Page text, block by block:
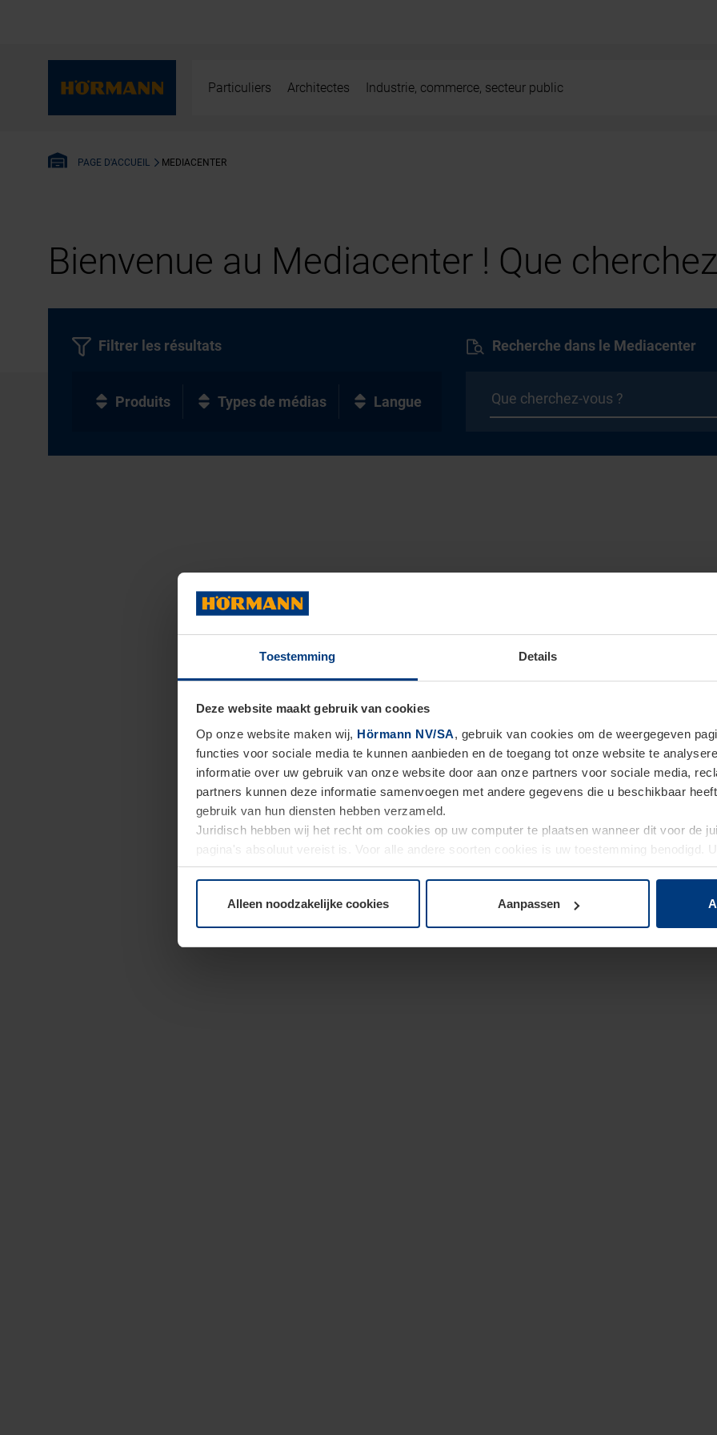
Toestemming Details
Deze website maakt gebruik van cookies
Op onze website maken wij, Hörmann NV/SA, gebruik van cookies om de weergegeven
functies voor sociale media te kunnen aanbieden en de toegang tot onze website te
informatie over uw gebruik van onze website door aan onze partners voor sociale media,
partners kunnen deze informatie samenvoegen met andere gegevens die u beschikbaar
gebruik van hun diensten hebben verzameld.
Juridisch hebben wij het recht om cookies op uw computer te plaatsen wanneer dit voor de
pagina's absoluut vereist is. Voor alle andere soorten cookies is uw toestemming benodigd.
moment bij de uitleg van de cookies op paginaPrivacyverklaringop onze website wijzigen
Alleen noodzakelijke cookies Aanpassen
Particuliers Architectes Industrie, commerce, secteur public
PAGE D'ACCUEIL MEDIACENTER
Bienvenue au Mediacenter ! Que
Recherche dans le Mediacenter
Filtrer les résultats
Produits Types de médias Langue